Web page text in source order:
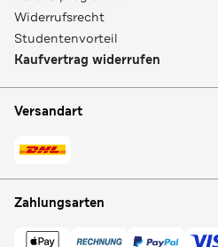
Widerrufsrecht
Studentenvorteil
Kaufvertrag widerrufen
Versandart
Zahlungsarten